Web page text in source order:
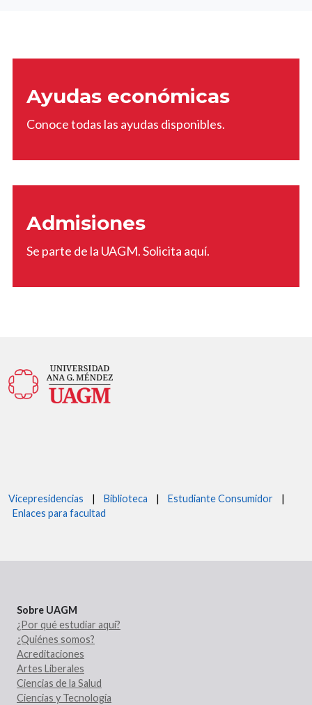
Ayudas económicas
Conoce todas las ayudas disponibles.
Admisiones
Se parte de la UAGM. Solicita aquí.
Vicepresidencias | Biblioteca | Estudiante Consumidor |
Enlaces para facultad
Sobre UAGM
¿Por qué estudiar aquí?
¿Quiénes somos?
Acreditaciones
Artes Liberales
Ciencias de la Salud
Ciencias y Tecnología